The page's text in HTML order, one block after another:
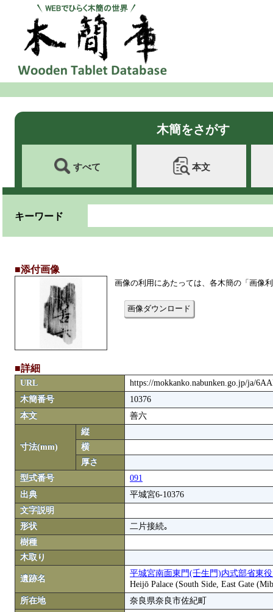
木簡をさがす
すべて 本文
キーワード
■添付画像
画像の利用にあたっては、各木簡の「画像
画像ダウンロード
■詳細
URL
https://mokkanko.nabunken.go.jp/ja/
木簡番号
10376
本文
善六
寸法(mm)
縦
横
厚さ
型式番号
091
出典
平城宮6-10376
文字説明
形状
二片接続｡
樹種
木取り
遺跡名
平城宮南面東門(壬生門)内式部省東
Heijō Palace (South Side, East Gate
所在地
奈良県奈良市佐紀町